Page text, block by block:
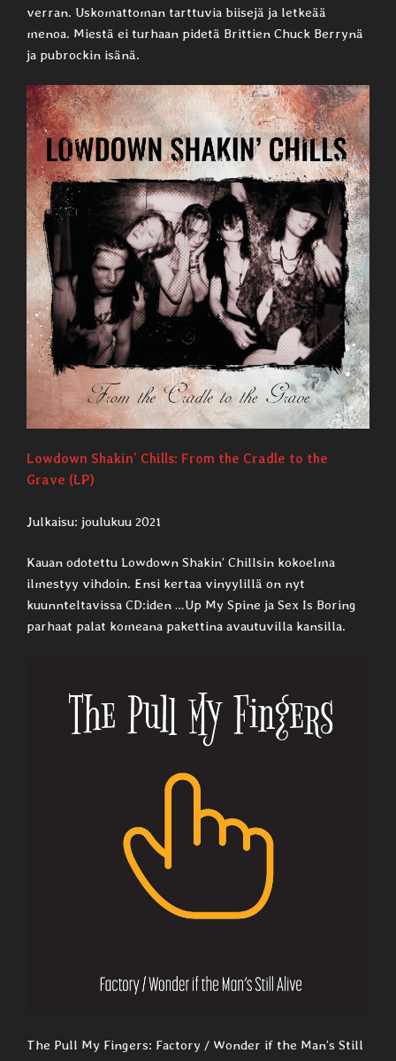
verran. Uskomattoman tarttuvia biisejä ja letkeää
menoa. Miestä ei turhaan pidetä Brittien Chuck Berrynä
ja pubrockin isänä.
Lowdown Shakin’ Chills: From the Cradle to the
Grave (LP)
Julkaisu: joulukuu 2021
Kauan odotettu Lowdown Shakin’ Chillsin kokoelma
ilmestyy vihdoin. Ensi kertaa vinyylillä on nyt
kuunnteltavissa CD:iden …Up My Spine ja Sex Is Boring
parhaat palat komeana pakettina avautuvilla kansilla.
The Pull My Fingers: Factory / Wonder if the Man’s Still